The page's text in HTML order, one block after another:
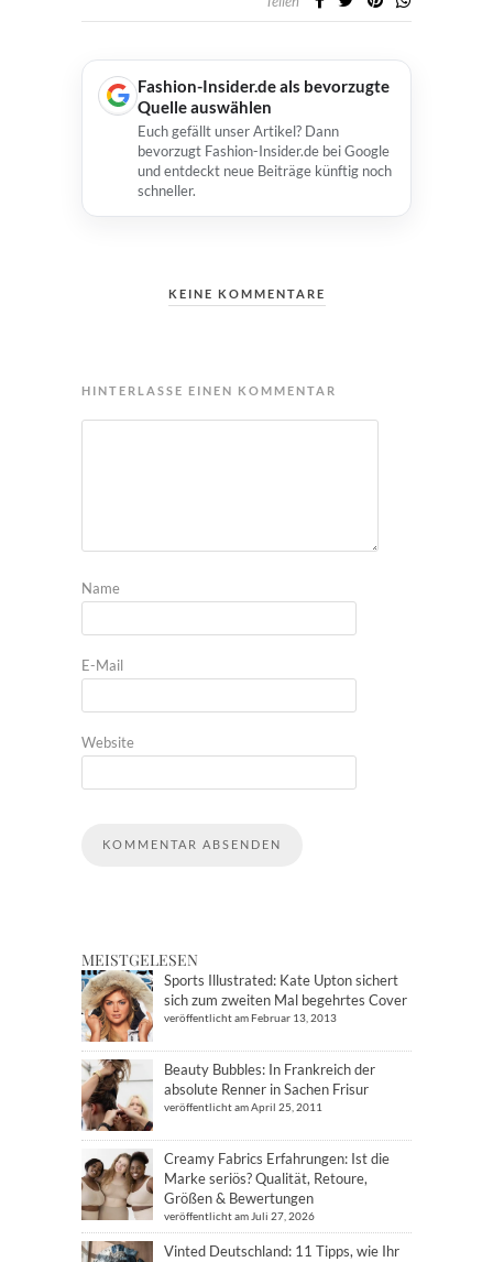
Fashion-Insider.de als bevorzugte
Quelle auswählen
Euch gefällt unser Artikel? Dann
bevorzugt Fashion-Insider.de bei Google
und entdeckt neue Beiträge künftig noch
schneller.
KEINE KOMMENTARE
HINTERLASSE EINEN KOMMENTAR
Name
E-Mail
Website
MEISTGELESEN
Sports Illustrated: Kate Upton sichert
sich zum zweiten Mal begehrtes Cover
veröffentlicht am Februar 13, 2013
Beauty Bubbles: In Frankreich der
absolute Renner in Sachen Frisur
veröffentlicht am April 25, 2011
Creamy Fabrics Erfahrungen: Ist die
Marke seriös? Qualität, Retoure,
Größen & Bewertungen
veröffentlicht am Juli 27, 2026
Vinted Deutschland: 11 Tipps, wie Ihr